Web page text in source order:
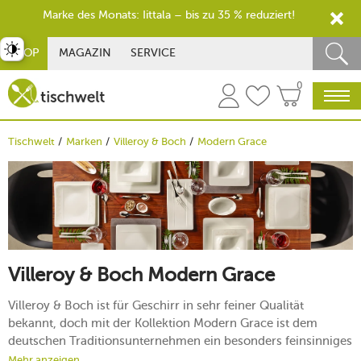
SHOP MAGAZIN SERVICE
0
Tischwelt Marken Villeroy & Boch Modern Grace
Villeroy & Boch Modern Grace
Villeroy & Boch ist für Geschirr in sehr feiner Qualität
bekannt, doch mit der Kollektion Modern Grace ist dem
deutschen Traditionsunternehmen ein besonders feinsinniges
umschalten
Marke des Monats: Iittala – bis zu 35 % reduziert!